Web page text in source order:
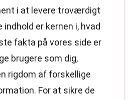
i at levere troværdigt
indhold er kernen i, hvad
fakta på vores side er
brugere som dig,
rigdom af forskellige
For at sikre de